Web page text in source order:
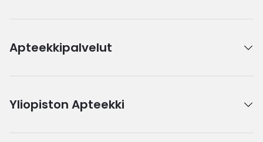
Apteekkipalvelut
Yliopiston Apteekki